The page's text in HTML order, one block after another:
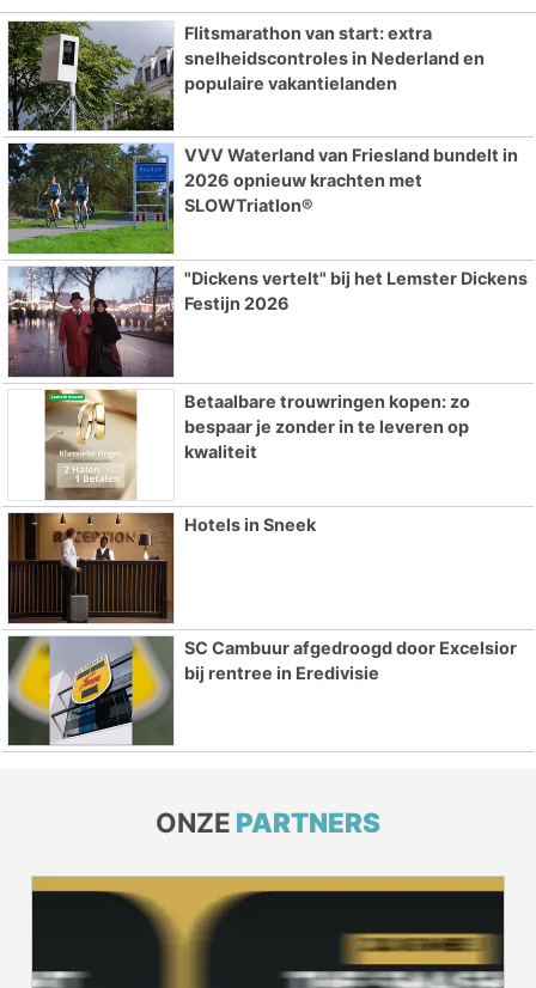
Flitsmarathon van start: extra
snelheidscontroles in Nederland en
populaire vakantielanden
VVV Waterland van Friesland bundelt in
2026 opnieuw krachten met
SLOWTriatlon®
"Dickens vertelt" bij het Lemster Dickens
Festijn 2026
Betaalbare trouwringen kopen: zo
bespaar je zonder in te leveren op
kwaliteit
Hotels in Sneek
SC Cambuur afgedroogd door Excelsior
bij rentree in Eredivisie
ONZE PARTNERS